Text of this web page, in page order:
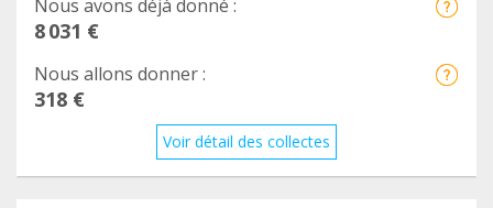
Nous avons déjà donné :
8 031 €
Nous allons donner :
318 €
Voir détail des collectes